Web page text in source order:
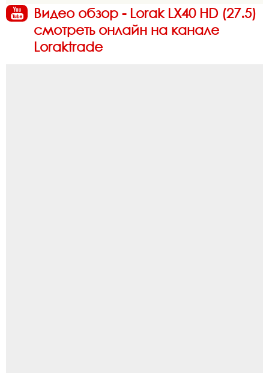
Видео обзор - Lorak LX40 HD (27.5)
смотреть онлайн на канале
Loraktrade